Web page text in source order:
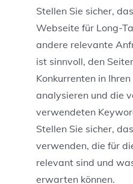
Stellen Sie sicher,
Webseite für Long-
andere relevante
ist sinnvoll, den
Konkurrenten in
analysieren und die
verwendeten
Stellen Sie sicher,
verwenden, die für
relevant sind und
erwarten können.